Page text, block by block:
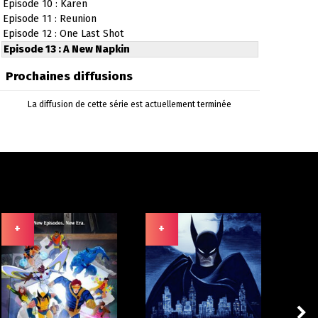
Episode 10 : Karen
Episode 11 : Reunion
Episode 12 : One Last Shot
Episode 13 : A New Napkin
Prochaines diffusions
La diffusion de cette série est actuellement terminée
+ +